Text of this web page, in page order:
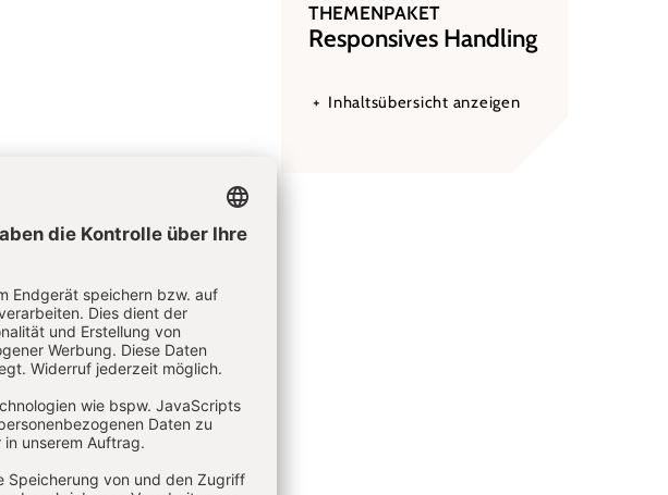
Pädagogik, Medizin und
Familien- und Trageberatung.
THEMENPAKET
:
Responsives Handling
Inhaltsübersicht anzeigen